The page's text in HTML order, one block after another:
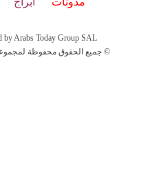
by Arabs Today Group SAL
جميع الحقوق محفوظة لمجموعة العرب اليوم الاعلامية 2025 ©